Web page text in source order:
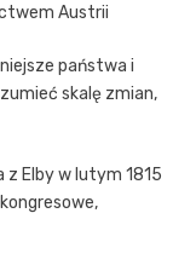
Austrii
państwa i
skalę zmian,
z Elby w lutym 1815